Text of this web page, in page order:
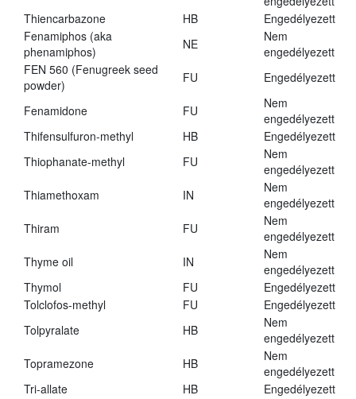
Thiencarbazone
HB
Engedélyezett
Fenamiphos (aka
phenamiphos)
NE
Nem
engedélyezett
FEN 560 (Fenugreek seed
powder)
FU Engedélyezett
Fenamidone FU
Nem
engedélyezett
Thifensulfuron-methyl
HB
Engedélyezett
Thiophanate-methyl
FU
Nem
engedélyezett
Thiamethoxam
IN
Nem
engedélyezett
Thiram
FU
Nem
engedélyezett
Thyme oil
IN
Nem
engedélyezett
Thymol
FU
Engedélyezett
Tolclofos-methyl
FU
Engedélyezett
Tolpyralate
HB
Nem
engedélyezett
Topramezone
HB
Nem
engedélyezett
Tri-allate
HB
Engedélyezett